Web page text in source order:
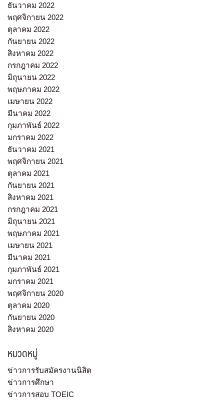
ธันวาคม 2022
พฤศจิกายน 2022
ตุลาคม 2022
กันยายน 2022
สิงหาคม 2022
กรกฎาคม 2022
มิถุนายน 2022
พฤษภาคม 2022
เมษายน 2022
มีนาคม 2022
กุมภาพันธ์ 2022
มกราคม 2022
ธันวาคม 2021
พฤศจิกายน 2021
ตุลาคม 2021
กันยายน 2021
สิงหาคม 2021
กรกฎาคม 2021
มิถุนายน 2021
พฤษภาคม 2021
เมษายน 2021
มีนาคม 2021
กุมภาพันธ์ 2021
มกราคม 2021
พฤศจิกายน 2020
ตุลาคม 2020
กันยายน 2020
สิงหาคม 2020
หมวดหมู่
ข่าวการรับสมัครงานนิสิต
ข่าวการศึกษา
ข่าวการสอบ TOEIC